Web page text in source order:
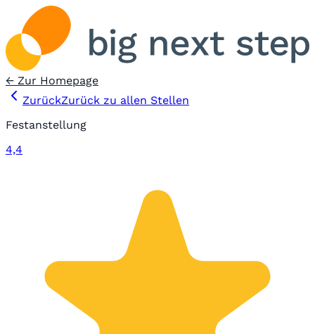
← Zur Homepage
ZurückZurück zu allen Stellen
Festanstellung
4,4